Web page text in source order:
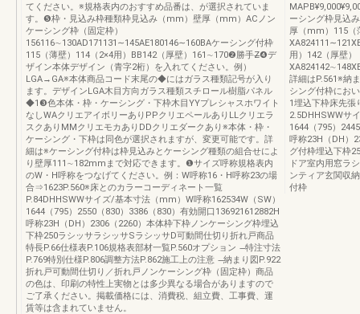
てください。※規格表内のおすすめ品番は、が選択されていま
す。❺枠・見込み枠種類枠見込み（mm）壁厚（mm）ACノン
ケーシング枠（固定枠）
156116∼130AD171131∼145AE180146∼160BAケーシング付枠
115（薄壁）114（2×4用）BB142（厚壁）161∼170❷勝手Z̶❹デ
ザイン本体デザイン（青字2桁）を入れてください。例）
LGA→GA※本体商品コード末尾の◆にはガラス種類記号が入り
ます。デザインLGA木目方向ガラス種類スチロール樹脂パネル
◆1❸色本体・枠・ケーシング・下枠木目YYプレシャスホワイト
なしWAクリエアイボリーありPPクリエペールありLLクリエラ
スクありMMクリエモカありDDクリエダークあり※本体・枠・
ケーシング・下枠は同色が選択されますが、変更可能です。詳
細は※ケーシング付枠は枠見込みとケーシング種類の組合せによ
り壁厚111∼182mmまで対応できます。❶サイズ呼称規格表内
のW・H呼称をつなげてください。例：W呼称16・H呼称23の場
合⇒1623P.560※床とのカラーコーディネート一覧
P.84DHHSWWサイズ/基本寸法（mm）W呼称162534W（SW）
1644（795）2550（830）3386（830）有効開口136921612882H
呼称23H（DH）2306（2260）本体枠下枠ノンケーシング枠埋込
下枠250ラシッサラシッサSラシッサD可動間仕切り折れ戸商品
特長P.66仕様表P.106規格表部材一覧P.560オプション ̶特注寸法
P.769特別仕様P.806調整方法P.862施工上の注意 ̶納まり図P.922
折れ戸可動間仕切り／折れ戸ノンケーシング枠（固定枠）商品
の色は、印刷の特性上実物とは多少異なる場合がありますので
ご了承ください。掲載価格には、消費税、組立費、工事費、運
賃等は含まれていません。
ーシング枠見込
厚（mm）115（
用）142（厚壁）
詳細はP.561※納
シング付枠にお
1埋込下枠床先
2.5DHHSWWサ
1644（795）
呼称23H（DH）
グ付枠埋込下枠
ドア室内用窓ラ
ンティア玄関収
付枠